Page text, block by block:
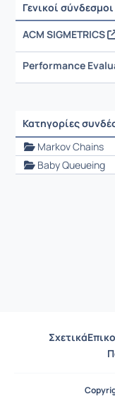
Γενικοί σύνδεσμοι
Ρυθμίσεις
ACM SIGMETRICS
Performance
Κατηγορίες
Ρυθμίσεις
Markov Chains
Baby Queueing
Σχετικά